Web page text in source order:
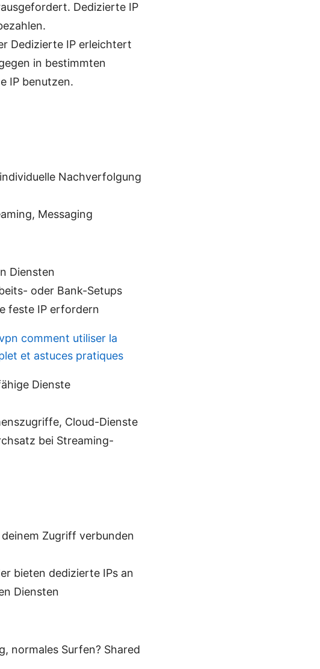
Dedizierte IP
Dedizierte IP erleichtert
in bestimmten
IP benutzen.
Nachverfolgung
Messaging
Diensten
oder Bank-Setups
feste IP erfordern
comment utiliser la
et astuces pratiques
Dienste
Cloud-Dienste
bei Streaming-
Zugriff verbunden
bieten dedizierte IPs an
Diensten
normales Surfen? Shared